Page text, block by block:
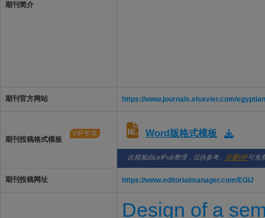
期刊简介
期刊官方网站 https://www.journals.elsevier.com/
期刊投稿格式模板
VIP专享 Word版格式模板
此模板由LetPub整理，仅供参考。 开通VIP可免
期刊投稿网址 https://www.editorialmanager.com/EGIJ
Design of a